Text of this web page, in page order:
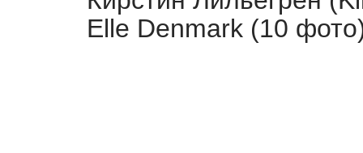
Elle Denmark (10